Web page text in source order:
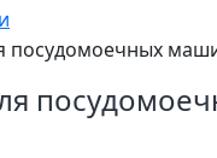
посудомоечных